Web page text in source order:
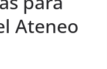
Ateneo